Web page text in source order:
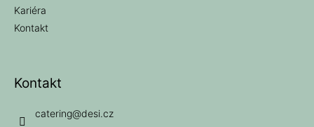
Kariéra
Kontakt
Kontakt
catering@desi.cz